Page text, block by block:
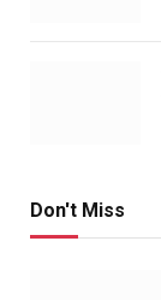
Don't Miss